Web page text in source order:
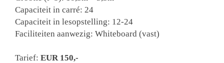
Capaciteit in carré: 24
Capaciteit in lesopstelling: 12-24
Faciliteiten aanwezig: Whiteboard (vast)
Tarief: EUR 150,-